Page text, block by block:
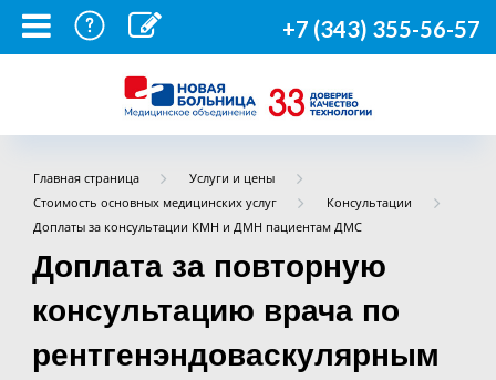
+7 (343) 355-56-57
Главная страница
Услуги и цены
Стоимость основных медицинских услуг
Консультации
Доплаты за консультации КМН и ДМН пациентам ДМС
Доплата за повторную
консультацию врача по
рентгенэндоваскулярным